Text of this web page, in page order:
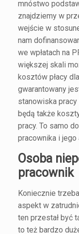
mnóstwo
znajdziemy w
wejście w
nam
we wpłatach na
większej skali
kosztów płacy
gwarantowany
stanowiska
będą także
pracy. To samo
pracownika i jego
Osoba
pracownik
Koniecznie
aspekt w
ten przestał być
to też bardzo